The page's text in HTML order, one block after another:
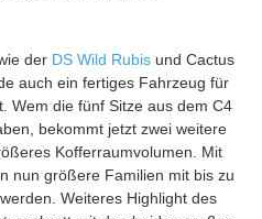
der DS Wild Rubis und Cactus
auch ein fertiges Fahrzeug für
Wem die fünf Sitze aus dem C4
bekommt jetzt zwei weitere
Kofferraumvolumen. Mit
nun größere Familien mit bis zu
Weiteres Highlight des